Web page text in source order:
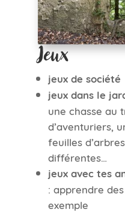
Jeux
jeux de société
jeux dans le
une chasse au
d’aventuriers,
feuilles
différentes…
jeux avec tes
: apprendre
exemple